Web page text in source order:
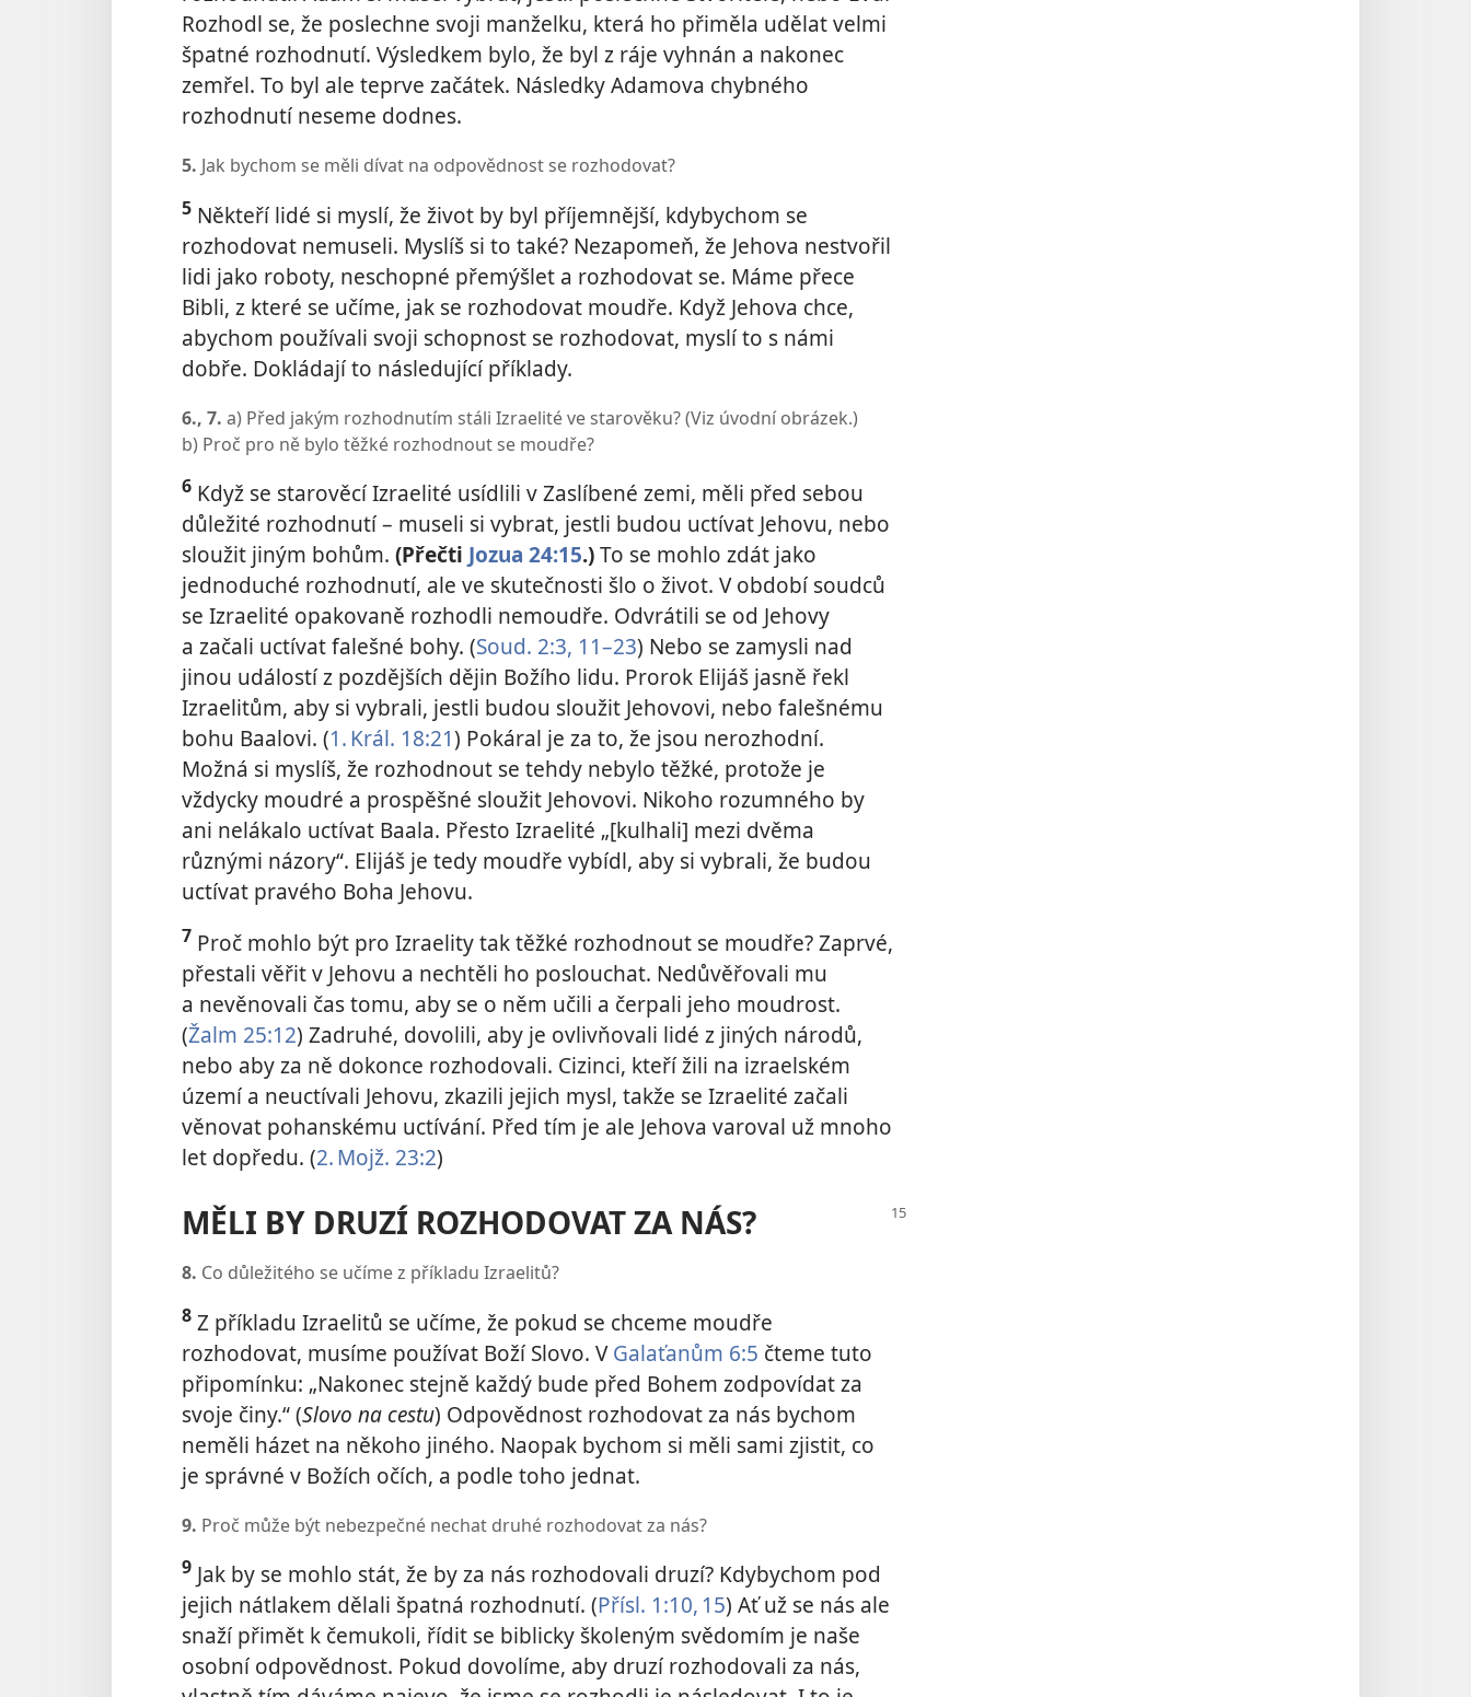
Rozhodl se, že poslechne svoji manželku, která ho přiměla udělat velmi
špatné rozhodnutí. Výsledkem bylo, že byl z ráje vyhnán a nakonec
zemřel. To byl ale teprve začátek. Následky Adamova chybného
rozhodnutí neseme dodnes.
5. Jak bychom se měli dívat na odpovědnost se rozhodovat?
5 Někteří lidé si myslí, že život by byl příjemnější, kdybychom se
rozhodovat nemuseli. Myslíš si to také? Nezapomeň, že Jehova nestvořil
lidi jako roboty, neschopné přemýšlet a rozhodovat se. Máme přece
Bibli, z které se učíme, jak se rozhodovat moudře. Když Jehova chce,
abychom používali svoji schopnost se rozhodovat, myslí to s námi
dobře. Dokládají to následující příklady.
6., 7. a) Před jakým rozhodnutím stáli Izraelité ve starověku? (Viz úvodní obrázek.)
b) Proč pro ně bylo těžké rozhodnout se moudře?
6 Když se starověcí Izraelité usídlili v Zaslíbené zemi, měli před sebou
důležité rozhodnutí – museli si vybrat, jestli budou uctívat Jehovu, nebo
sloužit jiným bohům. (Přečti Jozua 24:15.)To se mohlo zdát jako
jednoduché rozhodnutí, ale ve skutečnosti šlo o život. V období soudců
se Izraelité opakovaně rozhodli nemoudře. Odvrátili se od Jehovy
a začali uctívat falešné bohy. (Soud. 2:3, 11–23) Nebo se zamysli nad
jinou událostí z pozdějších dějin Božího lidu. Prorok Elijáš jasně řekl
Izraelitům, aby si vybrali, jestli budou sloužit Jehovovi, nebo falešnému
bohu Baalovi. (1. Král. 18:21) Pokáral je za to, že jsou nerozhodní.
Možná si myslíš, že rozhodnout se tehdy nebylo těžké, protože je
vždycky moudré a prospěšné sloužit Jehovovi. Nikoho rozumného by
ani nelákalo uctívat Baala. Přesto Izraelité „[kulhali] mezi dvěma
různými názory“. Elijáš je tedy moudře vybídl, aby si vybrali, že budou
uctívat pravého Boha Jehovu.
7 Proč mohlo být pro Izraelity tak těžké rozhodnout se moudře? Zaprvé,
přestali věřit v Jehovu a nechtěli ho poslouchat. Nedůvěřovali mu
a nevěnovali čas tomu, aby se o něm učili a čerpali jeho moudrost.
(Žalm 25:12) Zadruhé, dovolili, aby je ovlivňovali lidé z jiných národů,
nebo aby za ně dokonce rozhodovali. Cizinci, kteří žili na izraelském
území a neuctívali Jehovu, zkazili jejich mysl, takže se Izraelité začali
věnovat pohanskému uctívání. Před tím je ale Jehova varoval už mnoho
let dopředu. (2. Mojž. 23:2)
MĚLI BY DRUZÍ ROZHODOVAT ZA NÁS?
8. Co důležitého se učíme z příkladu Izraelitů?
8 Z příkladu Izraelitů se učíme, že pokud se chceme moudře
rozhodovat, musíme používat Boží Slovo. VGalaťanům 6:5 čteme tuto
připomínku: „Nakonec stejně každý bude před Bohem zodpovídat za
svoje činy.“ (Slovo na cestu) Odpovědnost rozhodovat za nás bychom
neměli házet na někoho jiného. Naopak bychom si měli sami zjistit, co
je správné v Božích očích, a podle toho jednat.
9. Proč může být nebezpečné nechat druhé rozhodovat za nás?
9 Jak by se mohlo stát, že by za nás rozhodovali druzí? Kdybychom pod
jejich nátlakem dělali špatná rozhodnutí. (Přísl. 1:10, 15) Ať už se nás ale
snaží přimět k čemukoli, řídit se biblicky školeným svědomím je naše
osobní odpovědnost. Pokud dovolíme, aby druzí rozhodovali za nás,